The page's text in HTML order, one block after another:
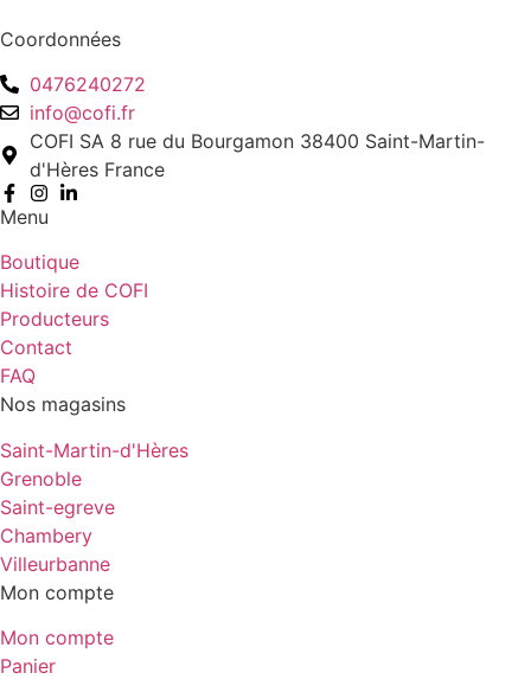
Coordonnées
0476240272
info@cofi.fr
COFI SA 8 rue du Bourgamon 38400 Saint-Martin-
d'Hères France
Menu
Boutique
Histoire de COFI
Producteurs
Contact
FAQ
Nos magasins
Saint-Martin-d'Hères
Grenoble
Saint-egreve
Chambery
Villeurbanne
Mon compte
Mon compte
Panier